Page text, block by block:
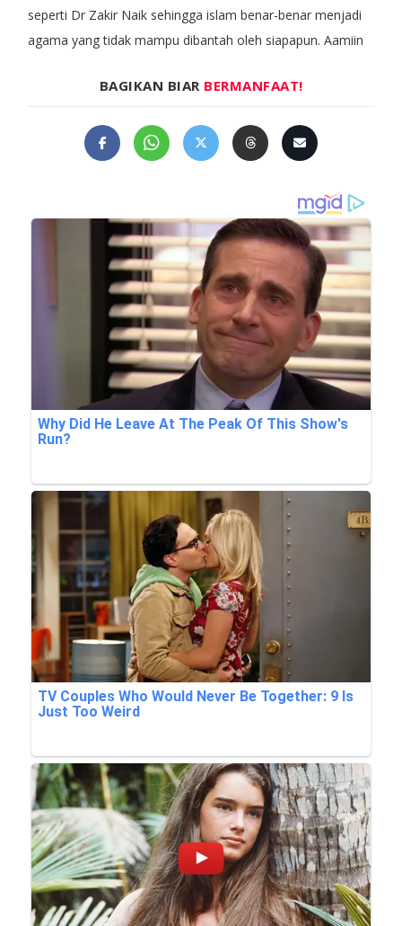
seperti Dr Zakir Naik sehingga islam benar-benar menjadi
agama yang tidak mampu dibantah oleh siapapun. Aamiin
BAGIKAN BIAR BERMANFAAT!